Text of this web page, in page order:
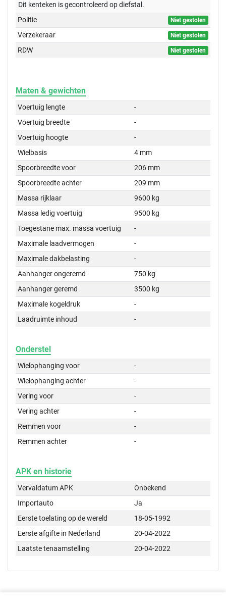
Dit kenteken is gecontroleerd opdiefstal.
Politie
Niet gestolen
Verzekeraar Niet gestolen
RDW Niet gestolen
Maten & gewichten
Voertuig lengte
-
Voertuig breedte
-
Voertuig hoogte
-
Wielbasis
4 mm
Spoorbreedte voor
206 mm
Spoorbreedte achter
209 mm
Massa rijklaar
9600 kg
Massa ledig voertuig
9500 kg
Toegestane max. massa voertuig
-
Maximale laadvermogen
-
Maximale dakbelasting
-
Aanhanger ongeremd
750 kg
Aanhanger geremd
3500 kg
Maximale kogeldruk
-
Laadruimte inhoud
-
Onderstel
Wielophanging voor
-
Wielophanging achter
-
Vering voor
-
Vering achter
-
Remmen voor
-
Remmen achter
-
APK en historie
Vervaldatum APK
Onbekend
Importauto
Ja
Eerste toelating op de wereld
18-05-1992
Eerste afgifte in Nederland
20-04-2022
Laatste tenaamstelling
20-04-2022